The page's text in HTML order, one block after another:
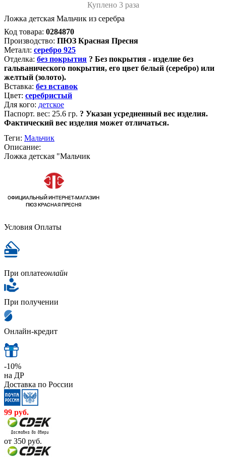
Куплено 3 раза
Ложка детская Мальчик из серебра
Код товара: 0284870
Производство: ПЮЗ Красная Пресня
Металл: серебро 925
Отделка: без покрытия ? Без покрытия - изделие без
гальванического покрытия, его цвет белый (серебро) или
желтый (золото).
Вставка: без вставок
Цвет: серебристый
Для кого: детское
Паспорт. вес: 25.6 гр. ? Указан усредненный вес изделия.
Фактический вес изделия может отличаться.
Теги: Мальчик
Описание:
Ложка детская "Мальчик
Условия Оплаты
При оплатеонлайн
При получении
Онлайн-кредит
-10%
на ДР
Доставка по России
99 руб.
от 350 руб.